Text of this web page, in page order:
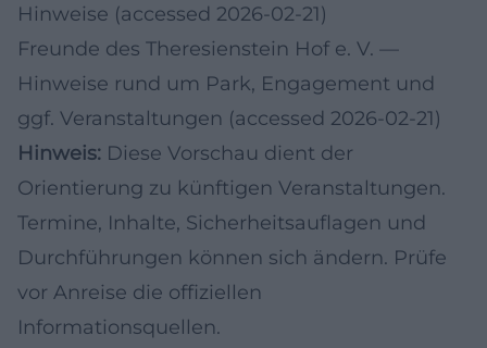
Hinweise (accessed 2026-02-21)
Freunde des Theresienstein Hof e. V. —
Hinweise rund um Park, Engagement und
ggf. Veranstaltungen (accessed 2026-02-21)
Hinweis: Diese Vorschau dient der
Orientierung zu künftigen Veranstaltungen.
Termine, Inhalte, Sicherheitsauflagen und
Durchführungen können sich ändern. Prüfe
vor Anreise die offiziellen
Informationsquellen.